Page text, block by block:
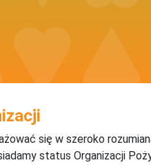
się w szeroko
status Organizacji